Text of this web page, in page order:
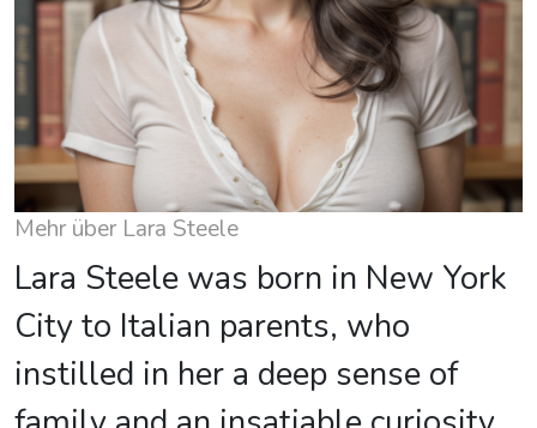
Mehr über Lara Steele
Lara Steele was born in New York
City to Italian parents, who
instilled in her a deep sense of